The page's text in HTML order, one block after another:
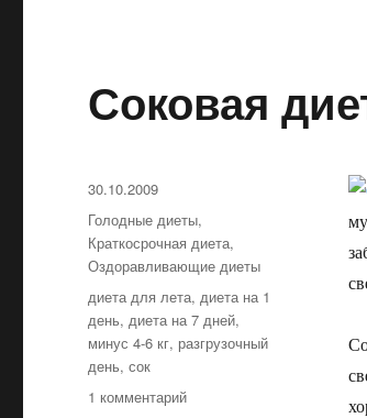
Соковая
Опубликовано
30.10.2009
Рубрики
Голодные диеты,
Краткосрочная диета,
Оздоравливающие диеты
Метки
диета для лета,диета на 1
день,диета на 7 дней,
минус 4-6 кг, разгрузочный
день,сок
1 комментарий